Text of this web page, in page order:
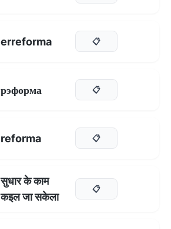
erreforma 📋
рэформа 📋
reforma 📋
सुधार के काम
कइल जा सकेला
📋